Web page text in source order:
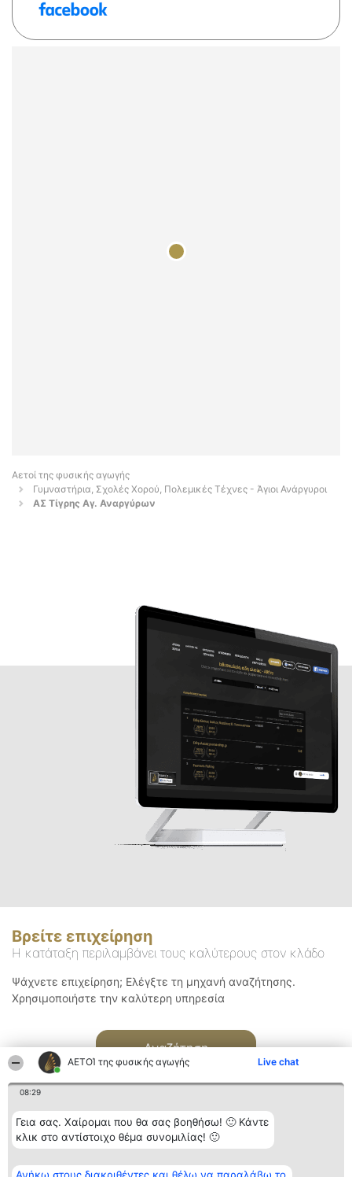
ΑΕΤΟΊ της φυσικής αγωγής Live chat
08:29
Γεια σας. Χαίρομαι που θα σας βοηθήσω! 🙂 Κάντε
κλικ στο αντίστοιχο θέμα συνομιλίας! 🙂
Αετοί της φυσικής αγωγής
Γυμναστήρια, Σχολές Χορού, Πολεμικές Τέχνες - Άγιοι Ανάργυροι
ΑΣ Τίγρης Αγ. Αναργύρων
Βρείτε επιχείρηση
Η κατάταξη περιλαμβάνει τους καλύτερους στον κλάδο
Ψάχνετε επιχείρηση; Ελέγξτε τη μηχανή αναζήτησης.
Χρησιμοποιήστε την καλύτερη υπηρεσία
Αναζήτηση
Διοργανωτής της
κατάταξης
Κατάταξη
Διακριθέντες
Επικοινωνία
Επικοινωνία